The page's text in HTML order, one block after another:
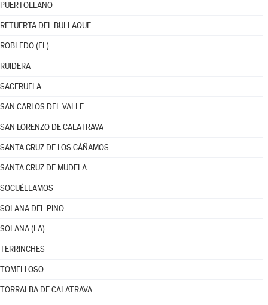
PUERTOLLANO
RETUERTA DEL BULLAQUE
ROBLEDO (EL)
RUIDERA
SACERUELA
SAN CARLOS DEL VALLE
SAN LORENZO DE CALATRAVA
SANTA CRUZ DE LOS CÁÑAMOS
SANTA CRUZ DE MUDELA
SOCUÉLLAMOS
SOLANA DEL PINO
SOLANA (LA)
TERRINCHES
TOMELLOSO
TORRALBA DE CALATRAVA